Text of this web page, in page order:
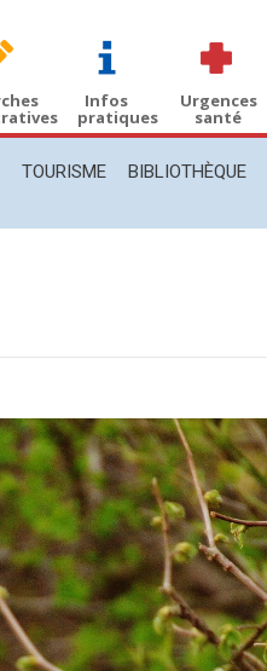
Infos
pratiques
Urgences
santé
TOURISME BIBLIOTHÈQUE
BIBLIOTHÈQUE